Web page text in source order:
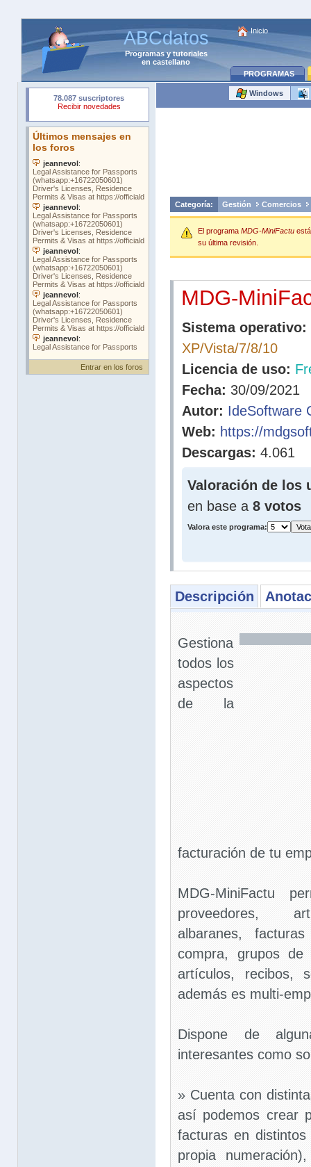
ABCdatos
Programasytutoriales
en castellano
Inicio
PROGRAMAS
Entrar en los foros
Windows
Categoría: Gestión Comercios
El programa MDG-MiniFactu
su última revisión.
MDG-
Sistema operativo:
XP/Vista/7/8/10
Licencia de uso:
Fecha: 30/09/2021
Autor: IdeSoftware
Web: https://
Descargas: 4.061
Valoración de los
en base a 8 votos
Valora este programa:
Descripción
Gestiona
todos los
aspectos
de la
facturación de tu
MDG-MiniFactu
proveedores,
albaranes,
compra, grupos de
artículos, recibos,
además es multi-
Dispone de
interesantes como
» Cuenta con
así podemos crear
facturas en
propia